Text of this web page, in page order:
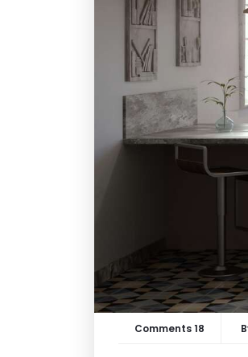
18 Comments